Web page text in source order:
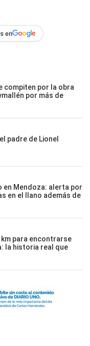
en
compiten por la obra
por más de
padre de Lionel
en Mendoza: alerta por
en el llano además de
km para encontrarse
la historia real que